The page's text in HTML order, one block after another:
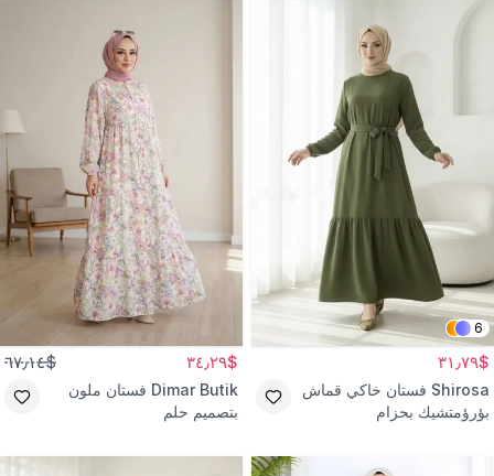
6
$٣١٫٧٩
Shirosa فستان خاكي قماش
بؤرؤمتشيك بحزام
$٣٤٫٢٩ $٦٧٫١٤
Dimar Butik فستان ملون
بتصميم حلم